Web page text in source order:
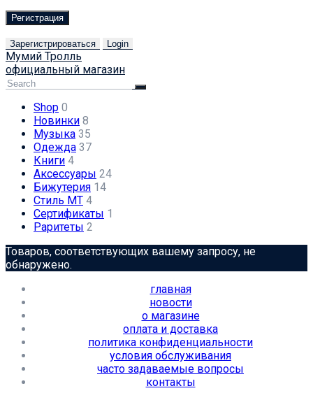
Регистрация
Зарегистрироваться Login
Мумий Тролль
официальный магазин
Shop 0
Новинки 8
Музыка 35
Одежда 37
Книги 4
Аксессуары 24
Бижутерия 14
Стиль МТ 4
Сертификаты 1
Раритеты 2
Товаров, соответствующих вашему запросу, не
обнаружено.
главная
новости
о магазине
оплата и доставка
политика конфиденциальности
условия обслуживания
часто задаваемые вопросы
контакты